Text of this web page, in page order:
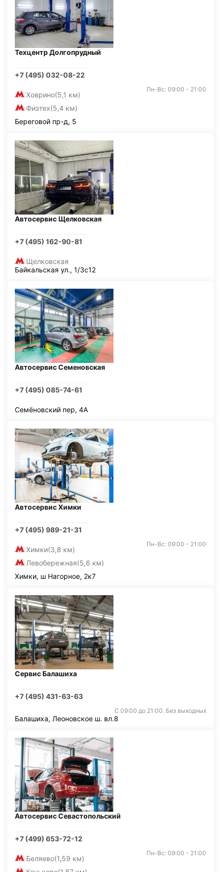
Техцентр Долгопрудный
+7 (495) 032-08-22
Ховрино(5,1 км)
Физтех(5,4 км)
Пн-Вс: 09:00 - 21:00
Береговой пр-д, 5
Автосервис Щелковская
+7 (495) 162-90-81
Щелковская
Байкальская ул., 1/3с12
Автосервис Семеновская
+7 (495) 085-74-61
Семёновский пер, 4А
Автосервис Химки
+7 (495) 989-21-31
Химки(3,8 км)
Левобережная(5,6 км)
Пн-Вс: 09:00 - 21:00
Химки, ш Нагорное, 2к7
Сервис Балашиха
+7 (495) 431-63-63
С 09:00 до 21:00. Без выходных
Балашиха, Леоновское ш. вл.8
Автосервис Севастопольский
+7 (499) 653-72-12
Беляево(1,59 км)
Пн-Вс: 09:00 - 21:00